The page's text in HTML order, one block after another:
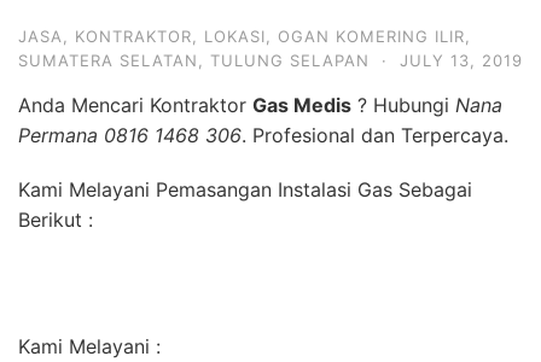
JASA KONTRAKTOR LOKASI OGAN KOMERING ILIR
SUMATERA SELATAN
TULUNG SELAPAN · JULY 13, 2019
Anda Mencari Kontraktor Gas Medis ? Hubungi Nana
Permana 0816 1468 306. Profesional dan Terpercaya.
Kami Melayani Pemasangan Instalasi Gas Sebagai
Berikut :
Kami Melayani :